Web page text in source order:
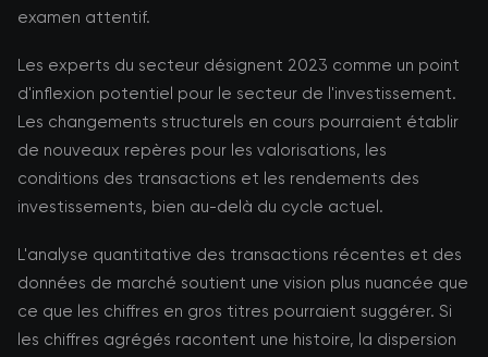
examen attentif.
Les experts du secteur désignent 2023 comme un point
d'inflexion potentiel pour le secteur de l'investissement.
Les changements structurels en cours pourraient établir
de nouveaux repères pour les valorisations, les
conditions des transactions et les rendements des
investissements, bien au-delà du cycle actuel.
L'analyse quantitative des transactions récentes et des
données de marché soutient une vision plus nuancée que
ce que les chiffres en gros titres pourraient suggérer. Si
les chiffres agrégés racontent une histoire, la dispersion